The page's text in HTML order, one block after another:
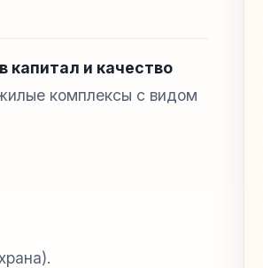
капитал и качество
комплексы с видом